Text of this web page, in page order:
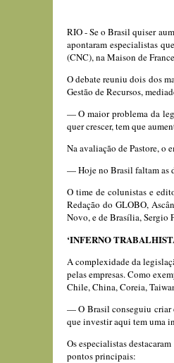
RIO - Se o Brasil quiser
apontaram especialistas
(CNC), na Maison de
O debate reuniu dois dos
Gestão de Recursos,
— O maior problema da
quer crescer, tem que
Na avaliação de Pastore, o
— Hoje no Brasil faltam as
O time de colunistas e
Redação do GLOBO,
Novo, e de Brasília, Sergio
‘INFERNO
A complexidade da
pelas empresas. Como
Chile, China, Coreia,
— O Brasil conseguiu criar
que investir aqui tem uma
Os especialistas
pontos principais: